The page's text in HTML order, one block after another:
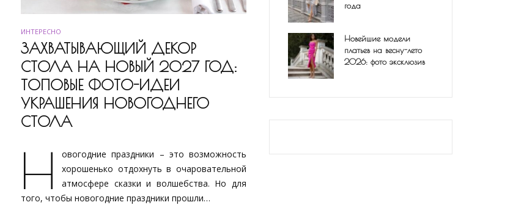
ИНТЕРЕСНО
ЗАХВАТЫВАЮЩИЙ ДЕКОР
СТОЛА НА НОВЫЙ 2027 ГОД:
ТОПОВЫЕ ФОТО-ИДЕИ
УКРАШЕНИЯ НОВОГОДНЕГО
СТОЛА
Н
овогодние праздники – это возможность
хорошенько отдохнуть в очаровательной
атмосфере сказки и волшебства. Но для
того, чтобы новогодние праздники прошли…
года
Новейшие модели
платьев на весну-лето
2026: фото эксклюзив